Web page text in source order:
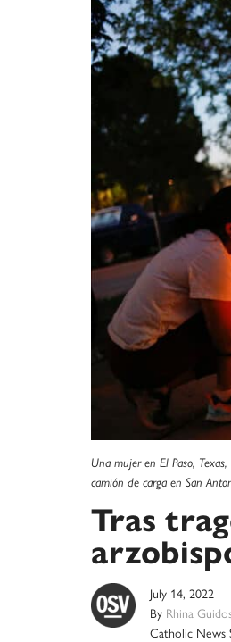
Una mujer en El Paso,
camión de carga en San
Tras
July 14, 2022
By Rhina
Catholic News